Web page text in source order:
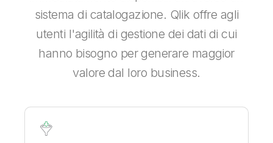
sistema di catalogazione. Qlik offre agli
utenti l'agilità di gestione dei dati di cui
hanno bisogno per generare maggior
valore dal loro business.